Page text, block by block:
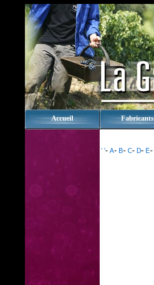
Accueil Fabricants
' '- A- B- C- D- E-